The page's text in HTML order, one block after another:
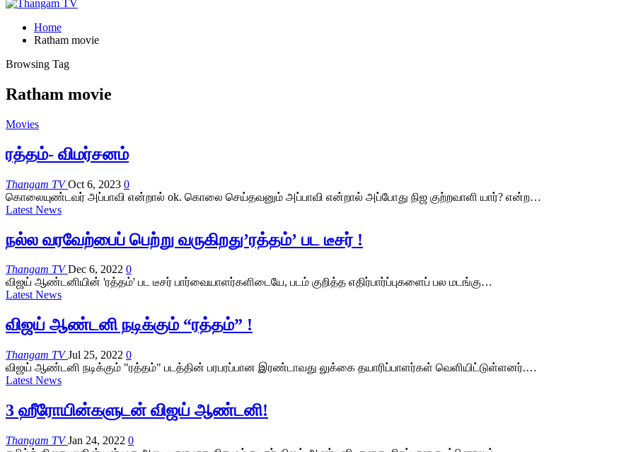
Home
Ratham movie
Browsing Tag
Ratham movie
Movies
ரத்தம்- விமர்சனம்
Thangam TVOct 6, 2023 0
கொலையுண்டவர் அப்பாவி என்றால் ok. கொலை செய்தவனும் அப்பாவி என்றால் அப்போது நிஜ குற்றவாளி யார்? என்ற…
Latest News
நல்ல வரவேற்பைப் பெற்று வருகிறது’ரத்தம்’ பட டீசர் !
Thangam TVDec 6, 2022 0
விஜய் ஆண்டனியின் 'ரத்தம்' பட டீசர் பார்வையாளர்களிடையே, படம் குறித்த எதிர்பார்ப்புகளைப் பல மடங்கு…
Latest News
விஜய் ஆண்டனி நடிக்கும் “ரத்தம்” !
Thangam TVJul 25, 2022 0
விஜய் ஆண்டனி நடிக்கும் "ரத்தம்" படத்தின் பரபரப்பான இரண்டாவது லுக்கை தயாரிப்பாளர்கள் வெளியிட்டுள்ளனர்.…
Latest News
3 ஹீரோயின்களுடன் விஜய் ஆண்டனி!
Thangam TVJan 24, 2022 0